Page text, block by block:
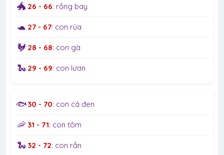
🐲 26 - 66: rồng bay
🐢 27 - 67: con rùa
🐓 28 - 68: con gà
🐍 29 - 69: con lươn
🐟30 - 70: con cá đen
🦐 31 - 71: con tôm
🐍 32 - 72: con rắn